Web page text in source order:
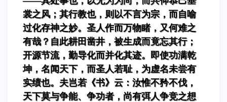
裳之风；其行教也，则以不言为宗，而自喻
过化存神之妙。圣人作而万物睹，又何难之
有哉？自此耕田凿井，被生成而竟忘其行；
开源节流，勤导化而并化其迹。即使功满乾
坤，名闻天下，而圣人若耻，为虚名未尝有
实绩也。夫岂若《书》云：汝惟不矜不伐，
天下莫与争能、争功者，尚有弭人争竞之想